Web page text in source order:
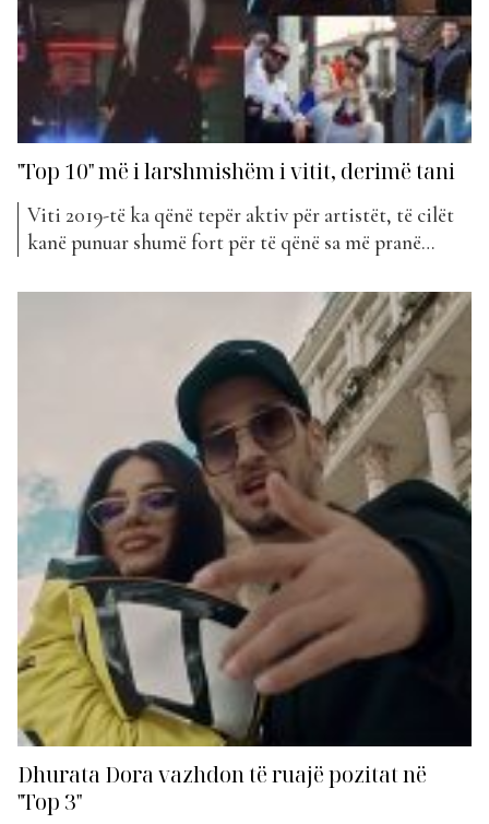
"Top 10" më i larshmishëm i vitit, derimë tani
Viti 2019-të ka qënë tepër aktiv për artistët, të cilët
kanë punuar shumë fort për të qënë sa më pranë
reja, të cilat kanë rrëmbyer menjëherë vëmendjen e
publikut dhe janë pozicionuar mjaft mirë. Kjo javë, e
Dhurata Dora vazhdon të ruajë pozitat në
"Top 3"